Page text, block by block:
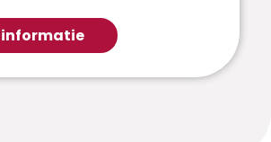
informatie